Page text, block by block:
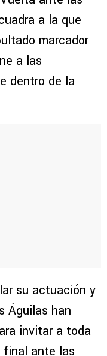
a la que
marcador
a las
dentro de la
su actuación y
Águilas han
invitar a toda
final ante las